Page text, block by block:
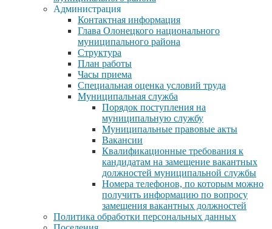
Администрация
Контактная информация
Глава Олонецкого национального
муниципального района
Структура
План работы
Часы приема
Специальная оценка условий труда
Муниципальная служба
Порядок поступления на
муниципальную службу
Муниципальные правовые акты
Вакансии
Квалификационные требования к
кандидатам на замещение вакантных
должностей муниципальной службы
Номера телефонов, по которым можно
получить информацию по вопросу
замещения вакантных должностей
Политика обработки персональных данных